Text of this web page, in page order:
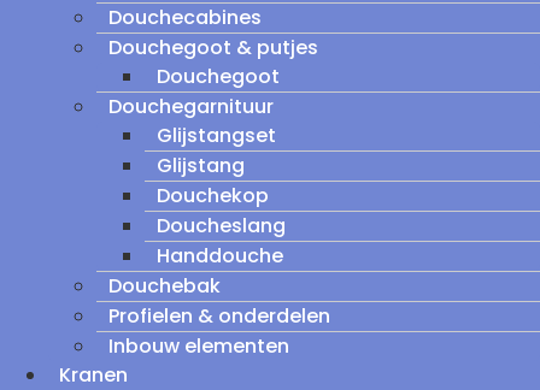
Douchecabines
Douchegoot & putjes
Douchegoot
Douchegarnituur
Glijstangset
Glijstang
Douchekop
Doucheslang
Handdouche
Douchebak
Profielen & onderdelen
Inbouw elementen
Kranen